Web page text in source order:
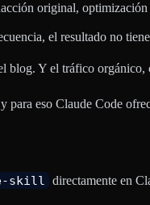
original,
el resultado no
blog. Y el tráfico orgánico,
para eso Claude Code
skill directamente en